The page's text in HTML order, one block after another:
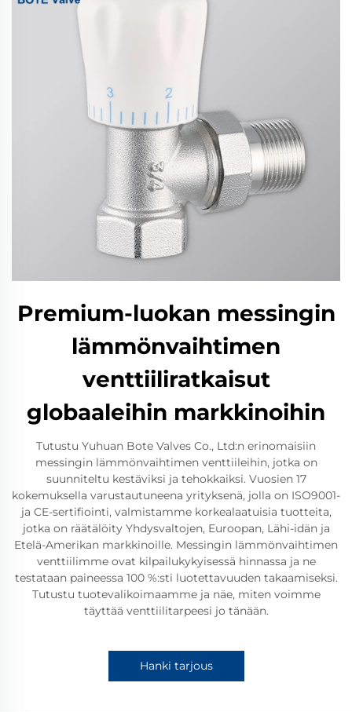
Premium-luokan messingin
lämmönvaihtimen
venttiiliratkaisut
globaaleihin markkinoihin
Tutustu Yuhuan Bote Valves Co., Ltd:n erinomaisiin
messingin lämmönvaihtimen venttiileihin, jotka on
suunniteltu kestäviksi ja tehokkaiksi. Vuosien 17
kokemuksella varustautuneena yrityksenä, jolla on ISO9001-
ja CE-sertifiointi, valmistamme korkealaatuisia tuotteita,
jotka on räätälöity Yhdysvaltojen, Euroopan, Lähi-idän ja
Etelä-Amerikan markkinoille. Messingin lämmönvaihtimen
venttiilimme ovat kilpailukykyisessä hinnassa ja ne
testataan paineessa 100 %:sti luotettavuuden takaamiseksi.
Tutustu tuotevalikoimaamme ja näe, miten voimme
täyttää venttiilitarpeesi jo tänään.
Hanki tarjous